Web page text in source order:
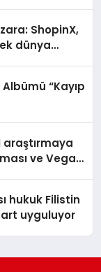
ShopinX,
dünya
“Kayıp
araştırmaya
ve Vegan
hukuk Filistin
uyguluyor